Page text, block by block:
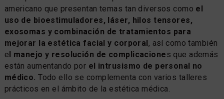
americano que presentan temas tan diversos como el
uso de bioestimuladores, láser, hilos tensores,
exosomas y combinación de tratamientos para
mejorar la estética facial y corporal , así como también
e l manejo y resolución de complicaciones que además
están aumentando por el intrusismo de personal no
médico. Todo ello se complementa con varios talleres
prácticos en el ámbito de la estética médica.